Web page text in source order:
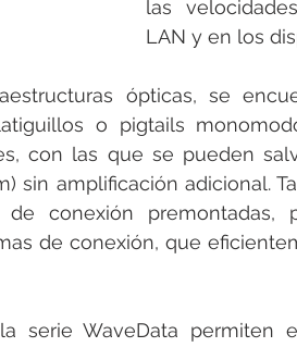
las
LAN y en los
ópticas, se
o pigtails
con las que se pueden
sin amplificación adicional.
conexión premontadas,
de conexión, que
serie WaveData permiten